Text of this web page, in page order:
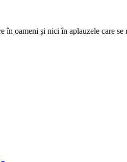
oameni și nici în aplauzele care